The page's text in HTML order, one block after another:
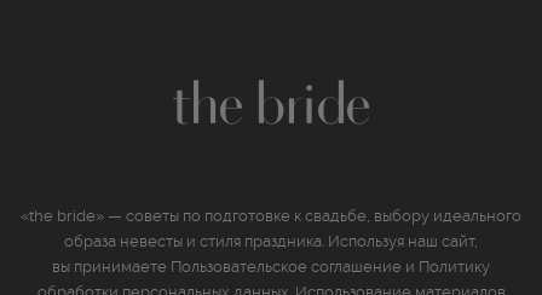
«the bride» — советы по подготовке к свадьбе, выбору идеального
образа невесты и стиля праздника. Используя наш сайт,
вы принимаете Пользовательское соглашение и Политику